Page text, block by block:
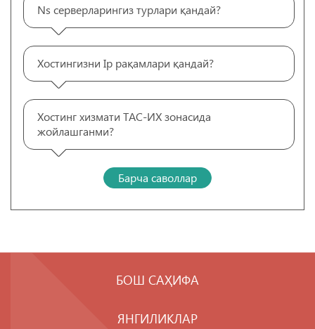
Ns серверларингиз турлари қандай?
Хостингизни Ip рақамлари қандай?
Хостинг хизмати ТАС-ИХ зонасида
жойлашганми?
Барча саволлар
БОШ САҲИФА
ЯНГИЛИКЛАР